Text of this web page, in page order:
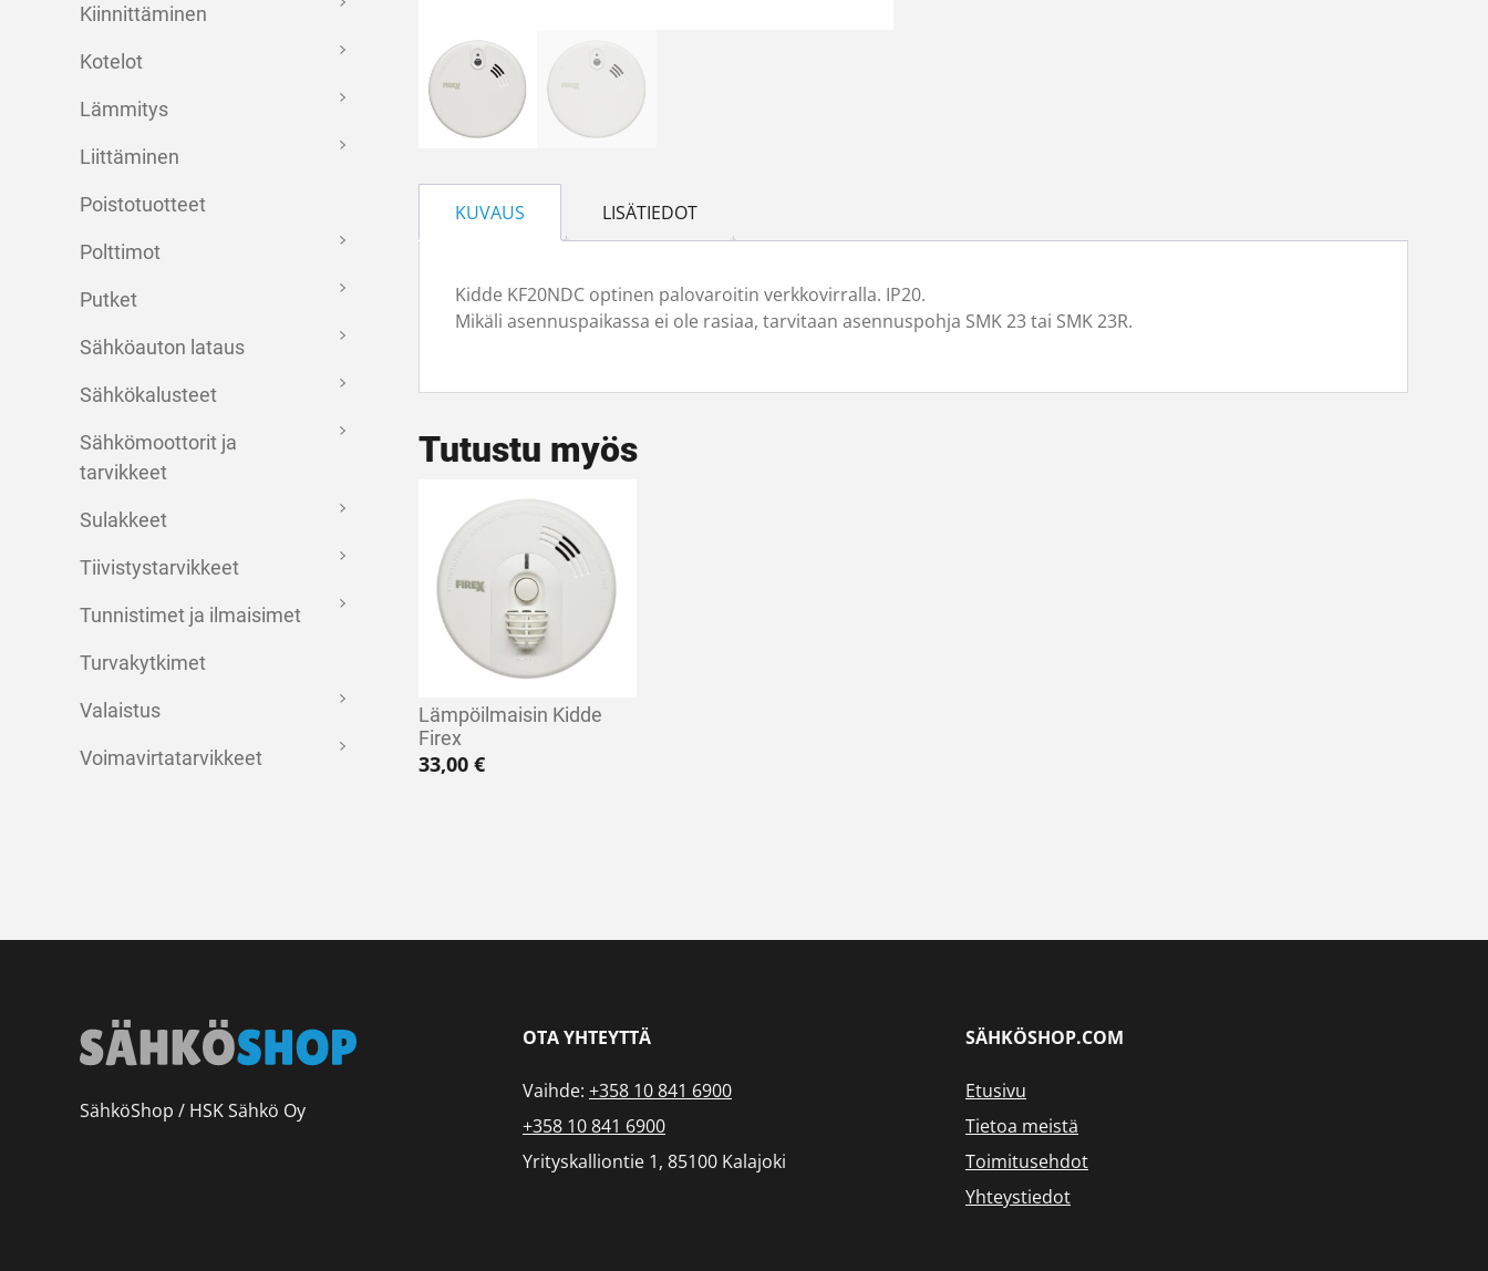
Kiinnittäminen
Kotelot
Lämmitys
Liittäminen
Poistotuotteet
Polttimot
Putket
Sähköauton lataus
Sähkökalusteet
Sähkömoottorit ja
tarvikkeet
Sulakkeet
Tiivistystarvikkeet
Tunnistimet ja ilmaisimet
Turvakytkimet
Valaistus
Voimavirtatarvikkeet
KUVAUS LISÄTIEDOT
Kidde KF20NDC optinen palovaroitin verkkovirralla. IP20.
Mikäli asennuspaikassa ei ole rasiaa, tarvitaan asennuspohja SMK 23 tai SMK 23R.
Tutustu myös
Lämpöilmaisin Kidde
Firex
33,00 €
SähköShop / HSK Sähkö Oy
OTA YHTEYTTÄ
Vaihde: +358 10 841 6900
+358 10 841 6900
Yrityskalliontie 1, 85100 Kalajoki
SÄHKÖSHOP.COM
Etusivu
Tietoa meistä
Toimitusehdot
Yhteystiedot